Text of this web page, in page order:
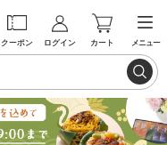
クーポン ログイン カート メニュー